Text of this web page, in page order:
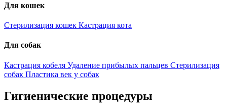
Для кошек
Стерилизация кошек Кастрация кота
Для собак
Кастрация кобеля Удаление прибылых пальцев Стерилизация
собак Пластика век у собак
Гигиенические процедуры